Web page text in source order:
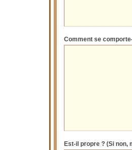
Comment se
Est-il propre ? (Si non,